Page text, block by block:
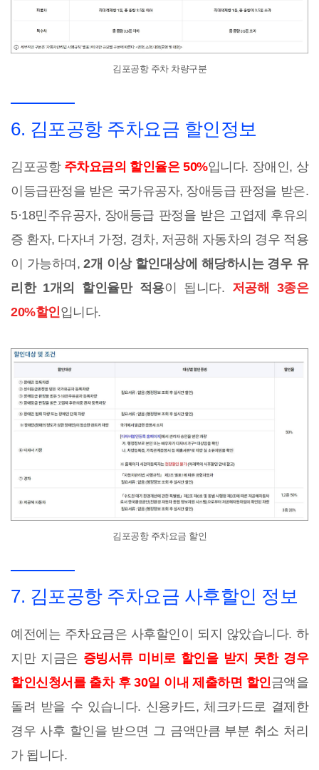
김포공항 주차 차량구분
6. 김포공항 주차요금 할인정보
김포공항 주차요금의 할인율은 50%입니다. 장애인, 상
이등급판정을 받은 국가유공자, 장애등급 판정을 받은.
5·18민주유공자, 장애등급 판정을 받은 고엽제 후유의
증 환자, 다자녀 가정, 경차, 저공해 자동차의 경우 적용
이 가능하며,2개 이상 할인대상에 해당하시는 경우 유
리한 1개의 할인율만 적용이 됩니다. 저공해 3종은
20%할인입니다.
김포공항 주차요금 할인
7. 김포공항 주차요금 사후할인 정보
예전에는 주차요금은 사후할인이 되지 않았습니다. 하
지만 지금은 증빙서류 미비로 할인을 받지 못한 경우
할인신청서를 출차 후 30일 이내 제출하면 할인금액을
돌려 받을 수 있습니다. 신용카드, 체크카드로 결제한
경우 사후 할인을 받으면 그 금액만큼 부분 취소 처리
가 됩니다.